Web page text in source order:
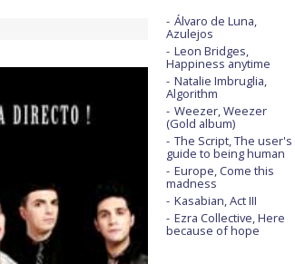
Álvaro de Luna,
Azulejos
Leon Bridges,
Happiness anytime
Natalie Imbruglia,
Algorithm
Weezer, Weezer
(Gold album)
The Script, The user's
guide to being human
Europe, Come this
madness
Kasabian, Act III
Ezra Collective, Here
because of hope